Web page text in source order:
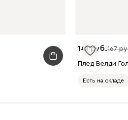
141 167
Плед Велди
Есть на складе